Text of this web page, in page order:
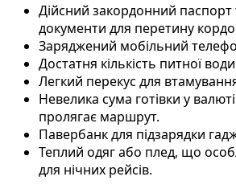
Дійсний закордонний паспорт
документи для перетину
Заряджений мобільний
Достатня кількість питної
Легкий перекус для
Невелика сума готівки у
пролягає маршрут.
Павербанк для підзарядки
Теплий одяг або плед, що
для нічних рейсів.